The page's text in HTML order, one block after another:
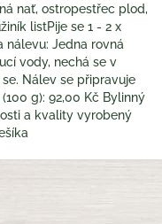
nať, ostropestřec plod,
listPije se 1 - 2 x
nálevu: Jedna rovná
vody, nechá se v
Nálev se připravuje
g): 92,00 Kč Bylinný
a kvality vyrobený